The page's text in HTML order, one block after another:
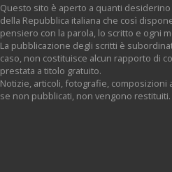
Questo sito è aperto a quanti
della Repubblica italiana che così
pensiero con la parola, lo scritto e ogni
La pubblicazione degli scritti è
caso, non costituisce alcun rapporto di
prestata a titolo gratuito.
Notizie, articoli, fotografie, composizioni
se non pubblicati, non vengono restituiti.